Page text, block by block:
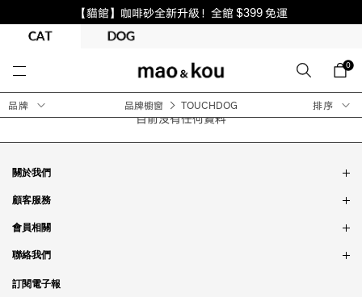
【貓館】咖啡砂全新升級！全館 $399 免運
0
品牌 排序
品牌櫥窗 TOUCHDOG
目前沒有任何資料
關於我們
品牌故事
銷售據點
隱私政策
顧客服務
訂單問題
付款問題
配送問題
會員相關
會員制度
紅利制度
聯絡我們
合作相關
訂閱電子報